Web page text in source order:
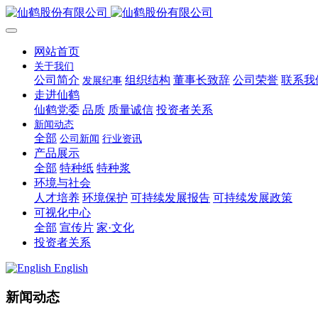
网站首页
关于我们
公司简介 发展纪事 组织结构 董事长致辞 公司荣誉 联系我
走进仙鹤
仙鹤党委 品质 质量诚信 投资者关系
新闻动态
全部 公司新闻 行业资讯
产品展示
全部 特种纸 特种浆
环境与社会
人才培养 环境保护 可持续发展报告 可持续发展政策
可视化中心
全部 宣传片 家·文化
投资者关系
English
新闻动态